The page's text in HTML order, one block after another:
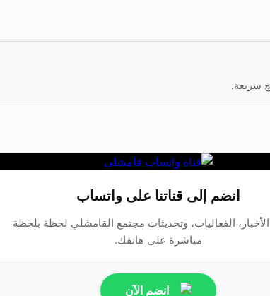
سريعة.
انضم إلى قناتنا على واتساب
الأخبار، الفعاليات، وتحديثات مجتمع القامشلي لحظة بلحظة
مباشرة على هاتفك.
انضم الآن